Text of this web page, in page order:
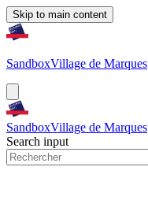
Skip to main content
SandboxVillage de Marques
SandboxVillage de Marques
Search input